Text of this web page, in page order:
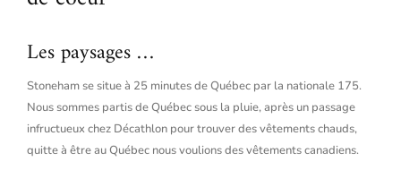
Les paysages …
Stoneham se situe à 25 minutes de Québec par la nationale 175.
Nous sommes partis de Québec sous la pluie, après un passage
infructueux chez Décathlon pour trouver des vêtements chauds,
quitte à être au Québec nous voulions des vêtements canadiens.